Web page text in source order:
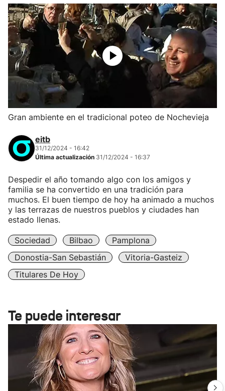
Gran ambiente en el tradicional poteo de Nochevieja
eitb
31/12/2024 - 16:42
Última actualización 31/12/2024 - 16:37
Despedir el año tomando algo con los amigos y
familia se ha convertido en una tradición para
muchos. El buen tiempo de hoy ha animado a muchos
y las terrazas de nuestros pueblos y ciudades han
estado llenas.
Sociedad Bilbao
Pamplona
Donostia-San Sebastián
Vitoria-Gasteiz
Titulares De Hoy
Te puede interesar